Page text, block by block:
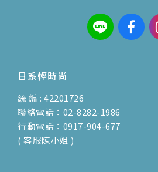
日系輕時尚
統 編 : 42201726
聯絡電話：02-8282-1986
行動電話：0917-904-677
( 客服陳小姐 )